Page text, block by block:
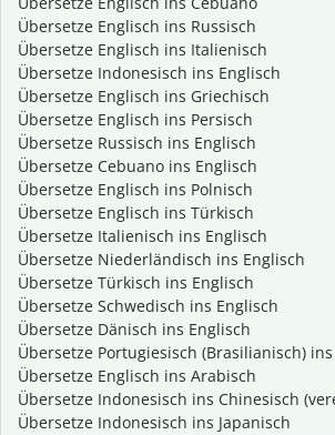
Übersetze Englisch ins Russisch
Übersetze Englisch ins Italienisch
Übersetze Indonesisch ins Englisch
Übersetze Englisch ins Griechisch
Übersetze Englisch ins Persisch
Übersetze Russisch ins Englisch
Übersetze Cebuano ins Englisch
Übersetze Englisch ins Polnisch
Übersetze Englisch ins Türkisch
Übersetze Italienisch ins Englisch
Übersetze Niederländisch ins Englisch
Übersetze Türkisch ins Englisch
Übersetze Schwedisch ins Englisch
Übersetze Dänisch ins Englisch
Übersetze Portugiesisch (Brasilianisch)
Übersetze Englisch ins Arabisch
Übersetze Indonesisch ins Chinesisch
Übersetze Indonesisch ins Japanisch